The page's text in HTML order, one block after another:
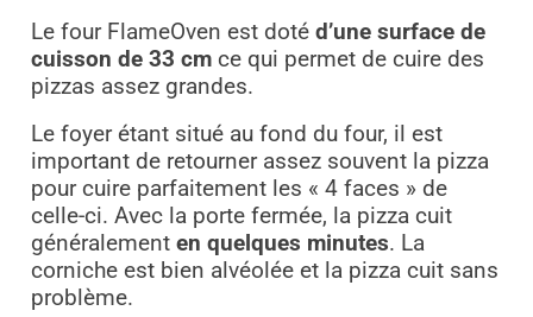
Le four FlameOven est doté d’une surface de
cuisson de 33 cmce qui permet de cuire des
pizzas assez grandes.
Le foyer étant situé au fond du four, il est
important de retourner assez souvent la pizza
pour cuire parfaitement les « 4 faces » de
celle-ci. Avec la porte fermée, la pizza cuit
généralement en quelques minutes. La
corniche est bien alvéolée et la pizza cuit sans
problème.